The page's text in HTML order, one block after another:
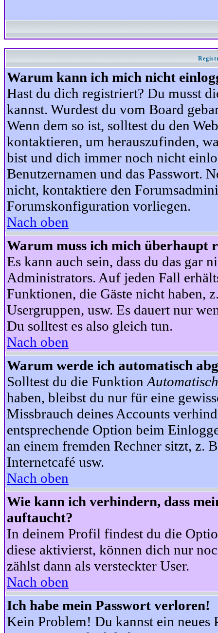
Warum kann ich mich nicht
Hast du dich registriert? Du musst
kannst. Wurdest du vom Board
Wenn dem so ist, solltest du den
kontaktieren, um herauszufinden,
bist und dich immer noch nicht
Benutzernamen und das Passwort.
nicht, kontaktiere den
Forumskonfiguration vorliegen.
Nach oben
Warum muss ich mich überhaupt
Es kann auch sein, dass du das gar
Administrators. Auf jeden Fall
Funktionen, die Gäste nicht haben,
Usergruppen, usw. Es dauert nur
Du solltest es also gleich tun.
Nach oben
Warum werde ich automatisch
Solltest du die Funktion
haben, bleibst du nur für eine
Missbrauch deines Accounts
entsprechende Option beim
an einem fremden Rechner sitzt, z.
Internetcafé usw.
Nach oben
Wie kann ich verhindern, dass
auftaucht?
In deinem Profil findest du die
diese aktivierst, können dich nur
zählst dann als versteckter User.
Nach oben
Ich habe mein Passwort verloren!
Kein Problem! Du kannst ein neues